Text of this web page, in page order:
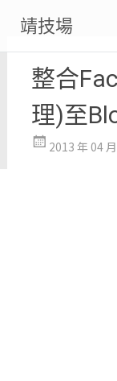
content
靖技場
整合
理)至
2013 年 04